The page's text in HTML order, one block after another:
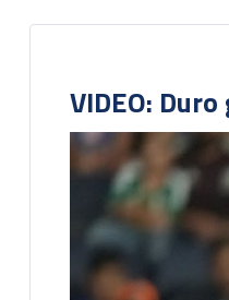
VIDEO: